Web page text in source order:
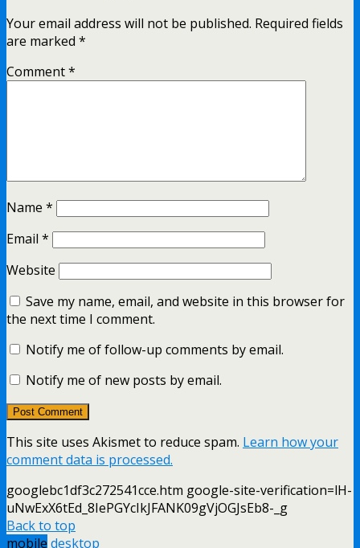
Your email address will not be published. Required fields
are marked *
Comment*
Name *
Email *
Website
Save my name, email, and website in this browser for
the next time I comment.
Notify me of follow-up comments by email.
Notify me of new posts by email.
This site uses Akismet to reduce spam. Learn how your
comment data is processed.
googlebc1df3c272541cce.htm google-site-verification=lH-
uNwExX6tEd_8IePGYcIkJFANK09gVjOGJsEb8-_g
Back to top
mobile desktop